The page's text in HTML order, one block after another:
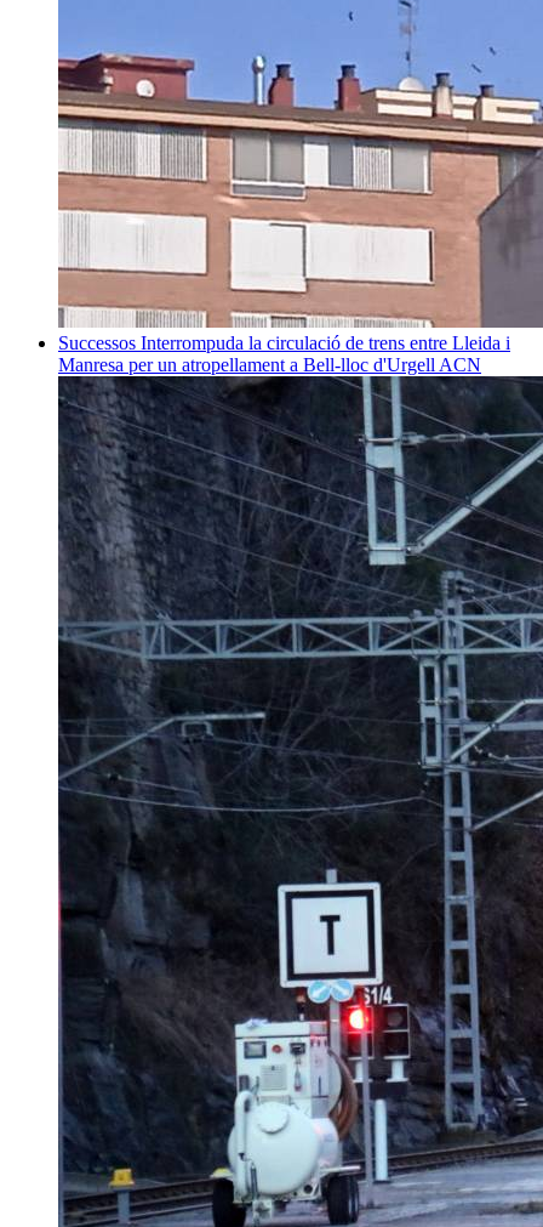
Successos Interrompuda la circulació de trens entre Lleida i
Manresa per un atropellament a Bell-lloc d'Urgell ACN